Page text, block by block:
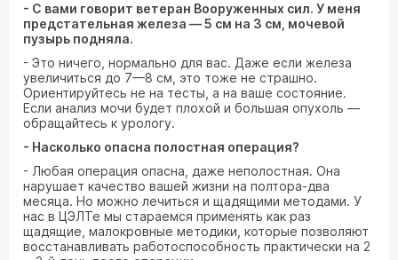
- С вами говорит ветеран Вооруженных сил. У меня
предстательная железа — 5 см на 3 см, мочевой
пузырь подняла.
- Это ничего, нормально для вас. Даже если железа
увеличиться до 7—8 см, это тоже не страшно.
Ориентируйтесь не на тесты, а на ваше состояние.
Если анализ мочи будет плохой и большая опухоль —
обращайтесь к урологу.
- Насколько опасна полостная операция?
- Любая операция опасна, даже неполостная. Она
нарушает качество вашей жизни на полтора-два
месяца. Но можно лечиться и щадящими методами. У
нас в ЦЭЛТе мы стараемся применять как раз
щадящие, малокровные методики, которые позволяют
восстанавливать работоспособность практически на 2